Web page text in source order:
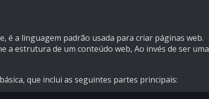
é a linguagem padrão usada para criar páginas web.
a estrutura de um conteúdo web, Ao invés de ser uma
que inclui as seguintes partes principais: